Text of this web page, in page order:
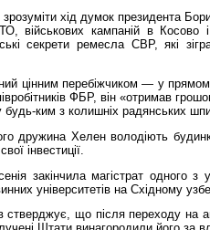
хід думок президента
військових кампаній в Косово
секрети ремесла СВР, які
цінним перебіжчиком — у
ФБР, він «отримав
ким з колишніх радянських
дружина Хелен володіють
інвестиції.
закінчила магістрат одного з
університетів на Східному
стверджує, що після переходу на